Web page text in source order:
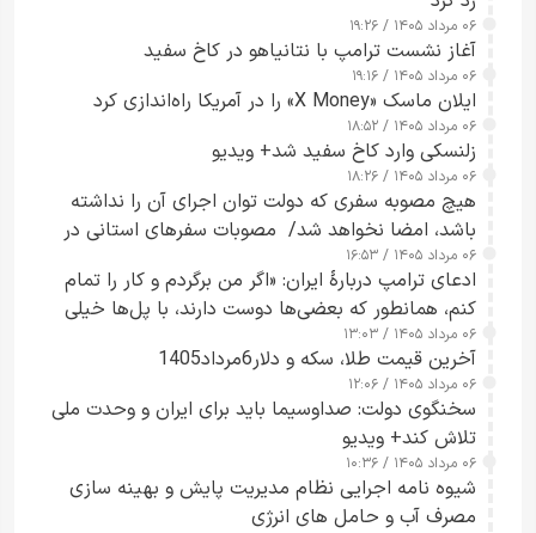
۰۶ مرداد ۱۴۰۵ / ۱۹:۲۶
آغاز نشست ترامپ با نتانیاهو در کاخ سفید
۰۶ مرداد ۱۴۰۵ / ۱۹:۱۶
ایلان ماسک «X Money» را در آمریکا راه‌اندازی کرد
۰۶ مرداد ۱۴۰۵ / ۱۸:۵۲
زلنسکی وارد کاخ سفید شد+ ویدیو
۰۶ مرداد ۱۴۰۵ / ۱۸:۲۶
هیچ مصوبه سفری که دولت توان اجرای آن را نداشته
باشد، امضا نخواهد شد/ مصوبات سفرهای استانی در
چارچوب قانون بودجه است+ عکس
۰۶ مرداد ۱۴۰۵ / ۱۶:۵۳
ادعای ترامپ دربارهٔ ایران: «اگر من برگردم و کار را تمام
کنم، همانطور که بعضی‌ها دوست دارند، با پل‌ها خیلی
راحت می‌توانم بیشتر پل‌هایشان را در کمتر از یک
ساعت از بین ببرم+ ویدیو
۰۶ مرداد ۱۴۰۵ / ۱۳:۰۳
آخرین قیمت طلا، سکه و دلار6مرداد1405
۰۶ مرداد ۱۴۰۵ / ۱۲:۰۶
سخنگوی دولت: صداوسیما باید برای ایران و وحدت ملی
تلاش کند+ ویدیو
۰۶ مرداد ۱۴۰۵ / ۱۰:۳۶
شیوه نامه اجرایی نظام مدیریت پایش و بهینه سازی
مصرف آب و حامل های انرژی